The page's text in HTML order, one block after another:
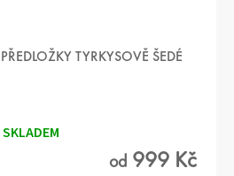
TYRKYSOVĚ ŠEDÉ
SKLADEM
od 999 Kč